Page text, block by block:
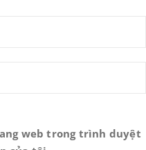
web trong trình duyệt